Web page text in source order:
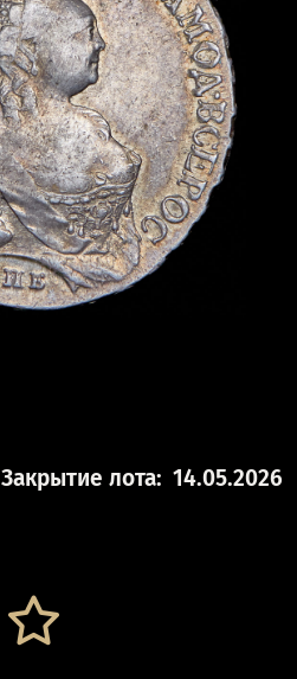
Закрытие лота: 14.05.2026